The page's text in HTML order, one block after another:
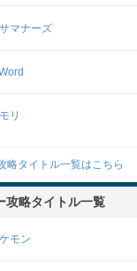
マナーズ
リ
略タイトル一覧はこちら
攻略タイトル一覧
モン